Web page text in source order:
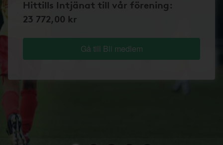
Hittills Intjänat till vår förening:
23 772,00 kr
Gå till Bli medlem